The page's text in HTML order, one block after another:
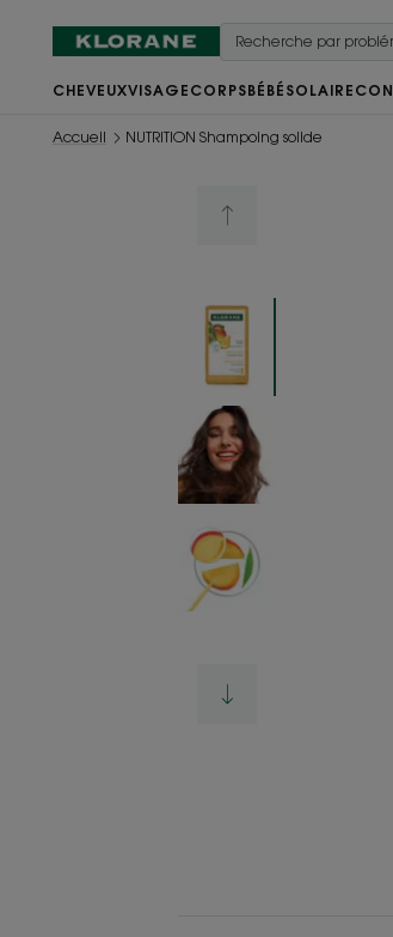
CHEVEUXVISAGE CORPSBÉBÉ SOLAIRE
Accueil NUTRITION Shampoing solide